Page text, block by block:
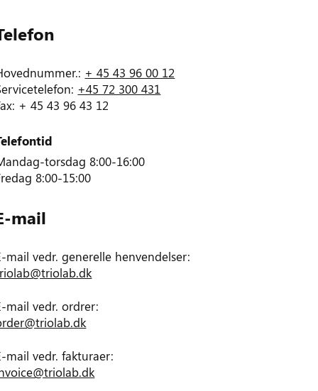
+ 45 43 96 00 12
+45 72 300 431
+ 45 43 96 43 12
torsdag 8:00-16:00
8:00-15:00
mail
mail vedr. generelle henvendelser:
mail vedr. ordrer:
mail vedr. fakturaer: